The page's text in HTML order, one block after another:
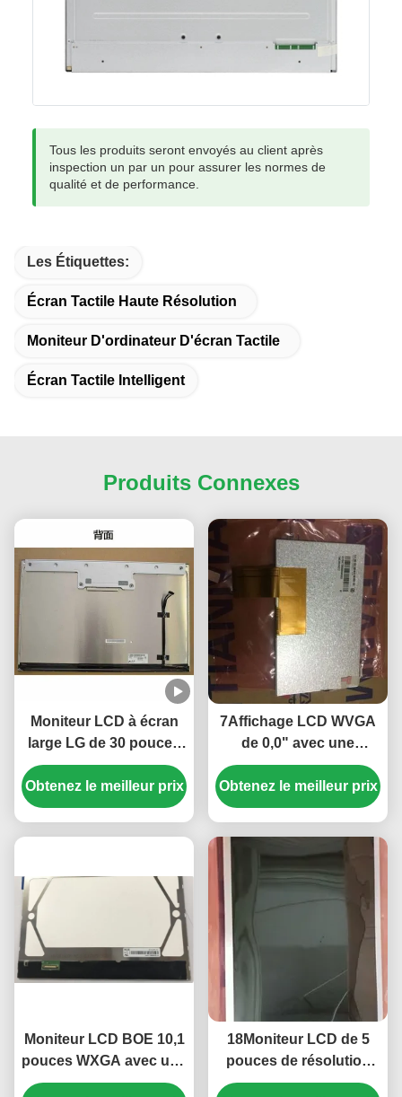
Tous les produits seront envoyés au client après
inspection un par un pour assurer les normes de
qualité et de performance.
Les Étiquettes:
Écran Tactile Haute Résolution
Moniteur D'ordinateur D'écran Tactile
Écran Tactile Intelligent
Produits Connexes
Moniteur LCD à écran
large LG de 30 pouces
avec une résolution de
2560*1600 et une
luminosité de 350 cd/m2
Obtenez le meilleur prix
7Affichage LCD WVGA
de 0,0" avec une
résolution de 800×480
et une luminosité de 350
cd/m2
Obtenez le meilleur prix
Moniteur LCD BOE 10,1
pouces WXGA avec une
résolution de 1280x800
18Moniteur LCD de 5
pouces de résolution
1366x768 avec